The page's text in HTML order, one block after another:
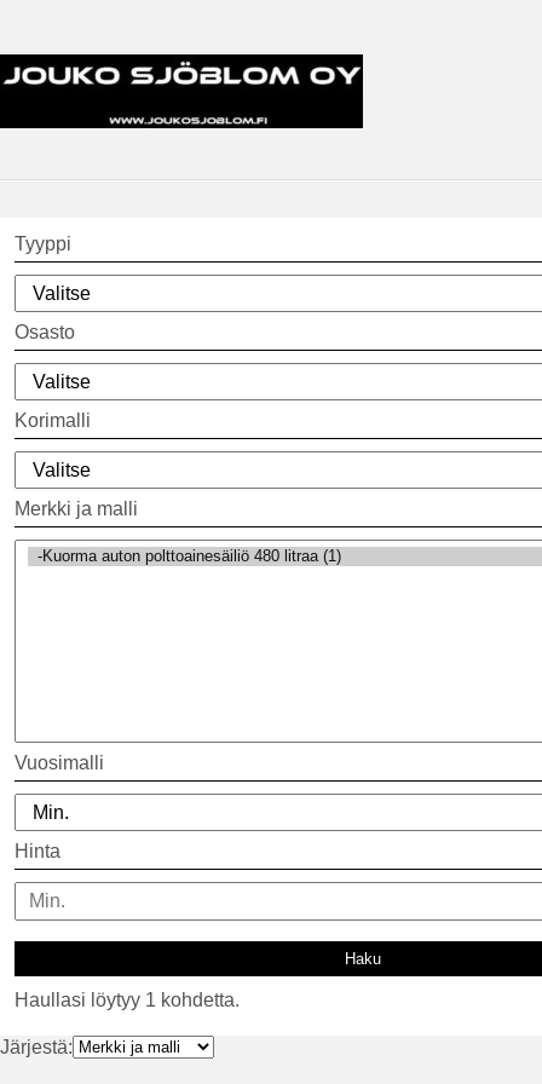
Tyyppi
Osasto
Korimalli
Merkki ja malli
Vuosimalli
Hinta
Haullasi löytyy 1 kohdetta.
Järjestä: